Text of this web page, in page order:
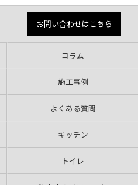
お問い合わせはこちら
コラム
施工事例
よくある質問
キッチン
トイレ